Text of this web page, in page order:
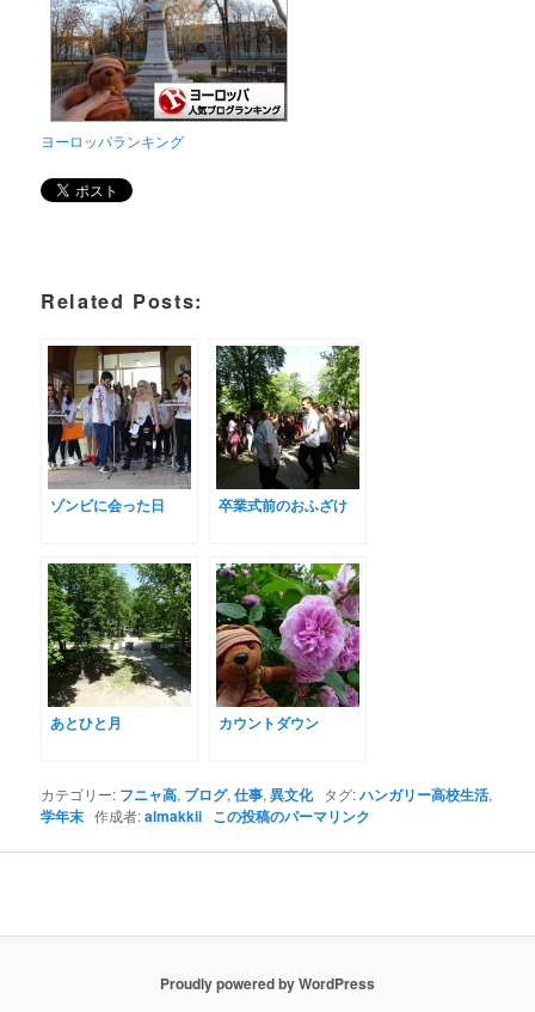
ヨーロッパランキング
Related Posts:
ゾンビに会った日 卒業式前のおふざけ
あとひと月 カウントダウン
カテゴリー: フニャ高, ブログ,仕事,異文化タグ:ハンガリー高校生活,
学年末 作成者:almakkii この投稿のパーマリンク
Proudly powered by WordPress